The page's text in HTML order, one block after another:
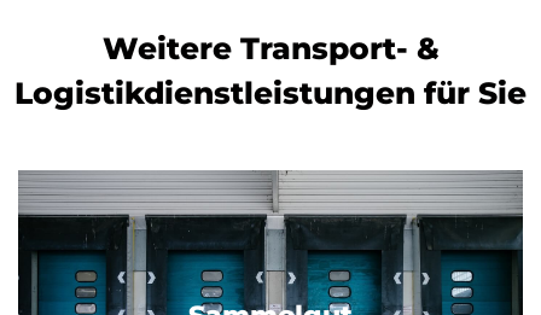
Weitere Transport- &
Logistikdienstleistungen für Sie